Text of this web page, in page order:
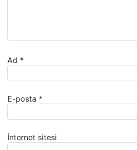
Ad *
E-posta *
İnternet sitesi